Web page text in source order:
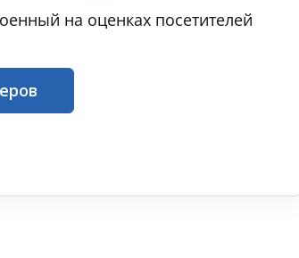
на оценках посетителей